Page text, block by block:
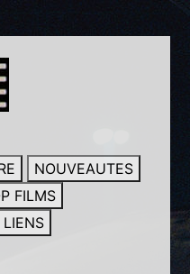
NOUVEAUTES
FILMS
LIENS